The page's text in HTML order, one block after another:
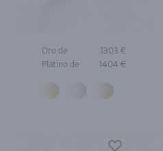
Oro de
1303 €
Platino de
1404 €